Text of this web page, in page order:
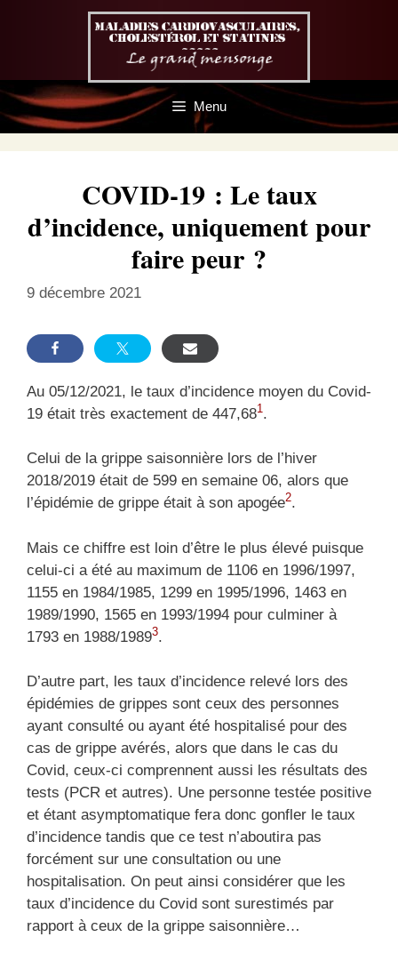
Menu
COVID-19 : Le taux
d’incidence, uniquement pour
faire peur ?
9 décembre 2021
Au 05/12/2021, le taux d’incidence moyen du Covid-
19 était très exactement de 447,681 .
Celui de la grippe saisonnière lors de l’hiver
2018/2019 était de 599 en semaine 06, alors que
l’épidémie de grippe était à son apogée2.
Mais ce chiffre est loin d’être le plus élevé puisque
celui-ci a été au maximum de 1106 en 1996/1997,
1155 en 1984/1985, 1299 en 1995/1996, 1463 en
1989/1990, 1565 en 1993/1994 pour culminer à
1793 en 1988/19893.
D’autre part, les taux d’incidence relevé lors des
épidémies de grippes sont ceux des personnes
ayant consulté ou ayant été hospitalisé pour des
cas de grippe avérés, alors que dans le cas du
Covid, ceux-ci comprennent aussi les résultats des
tests (PCR et autres). Une personne testée positive
et étant asymptomatique fera donc gonfler le taux
d’incidence tandis que ce test n’aboutira pas
forcément sur une consultation ou une
hospitalisation. On peut ainsi considérer que les
taux d’incidence du Covid sont surestimés par
rapport à ceux de la grippe saisonnière…